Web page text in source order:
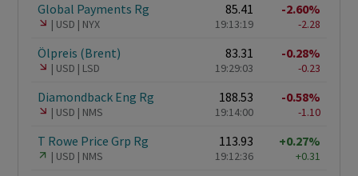
Global Payments Rg
USD NYX
85.41
19:13:19
-2.60%
-2.28
Ölpreis (Brent)
USD LSD
83.31
19:29:03
-0.28%
-0.23
Diamondback Eng Rg
USD NMS
188.53
19:14:00
-0.58%
-1.10
T Rowe Price Grp Rg
USD NMS
113.93
19:12:36
+0.27%
+0.31